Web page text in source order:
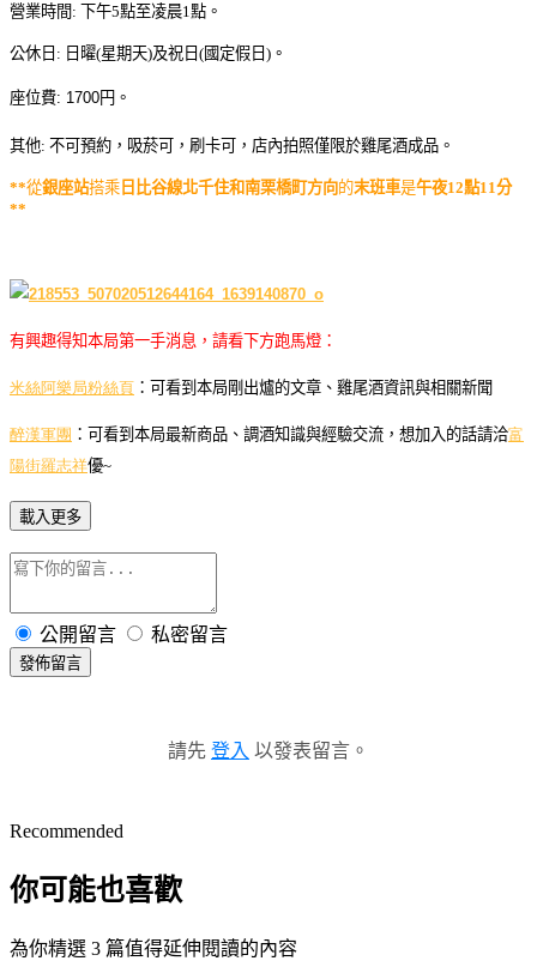
營業時間: 下午5點至凌晨1點。
公休日 : 日曜(星期天)及祝日(國定假日)。
座位費: 1700円。
其他: 不可預約， 吸菸可，刷卡可， 店內拍照僅限於雞尾酒成品。
**從銀座站搭乘 日比谷線北千住和南栗橋町方向的末班車是午夜12點11分
**
有興趣得知本局第一手消息，請看下方跑馬燈：
米絲阿樂局粉絲頁 ：可看到本局剛出爐的文章、雞尾酒資訊與相關新聞
醉漢軍團 ：可看到本局最新商品、調酒知識與經驗交流，想加入的話請洽富
陽街羅志祥優~
載入更多
公開留言 私密留言
發佈留言
請先 登入 以發表留言。
Recommended
你可能也喜歡
為你精選 3 篇值得延伸閱讀的內容